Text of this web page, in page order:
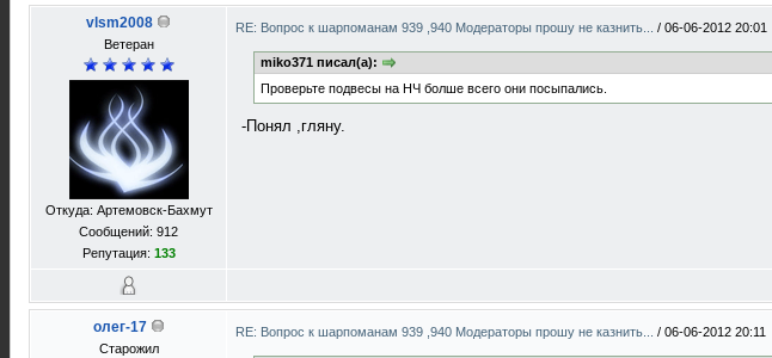
vlsm2008
Ветеран
Откуда: Артемовск-Бахмут
Сообщений: 912
Репутация: 133
RE: Вопрос к шарпоманам 939 ,940 Модераторы прошу не казнить... / 06-06-2012 20:01
miko371 писал(а):
Проверьте подвесы на НЧ болше всего они посыпались.
-Понял ,гляну.
олег-17
Старожил
RE: Вопрос к шарпоманам 939 ,940 Модераторы прошу не казнить... / 06-06-2012 20:11